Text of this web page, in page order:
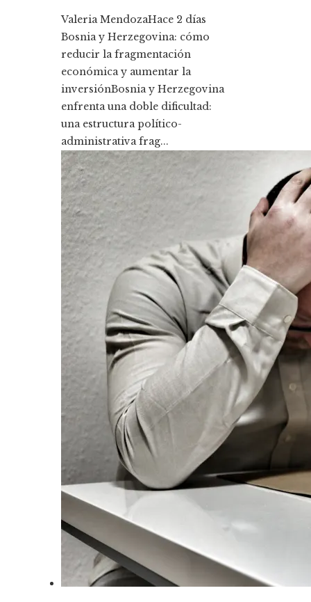
Valeria MendozaHace 2 días
Bosnia y Herzegovina: cómo
reducir la fragmentación
económica y aumentar la
inversiónBosnia y Herzegovina
enfrenta una doble dificultad:
una estructura político-
administrativa frag...